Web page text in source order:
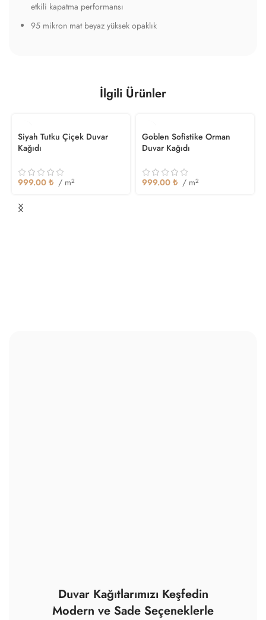
etkili kapatma performansı
95 mikron mat beyaz yüksek opaklık
İlgili Ürünler
Siyah Tutku Çiçek Duvar
Kağıdı
999.00 ₺ / m2
Goblen Sofistike Orman
Duvar Kağıdı
999.00 ₺ / m2
Duvar Kağıtlarımızı Keşfedin
Modern ve Sade Seçeneklerle